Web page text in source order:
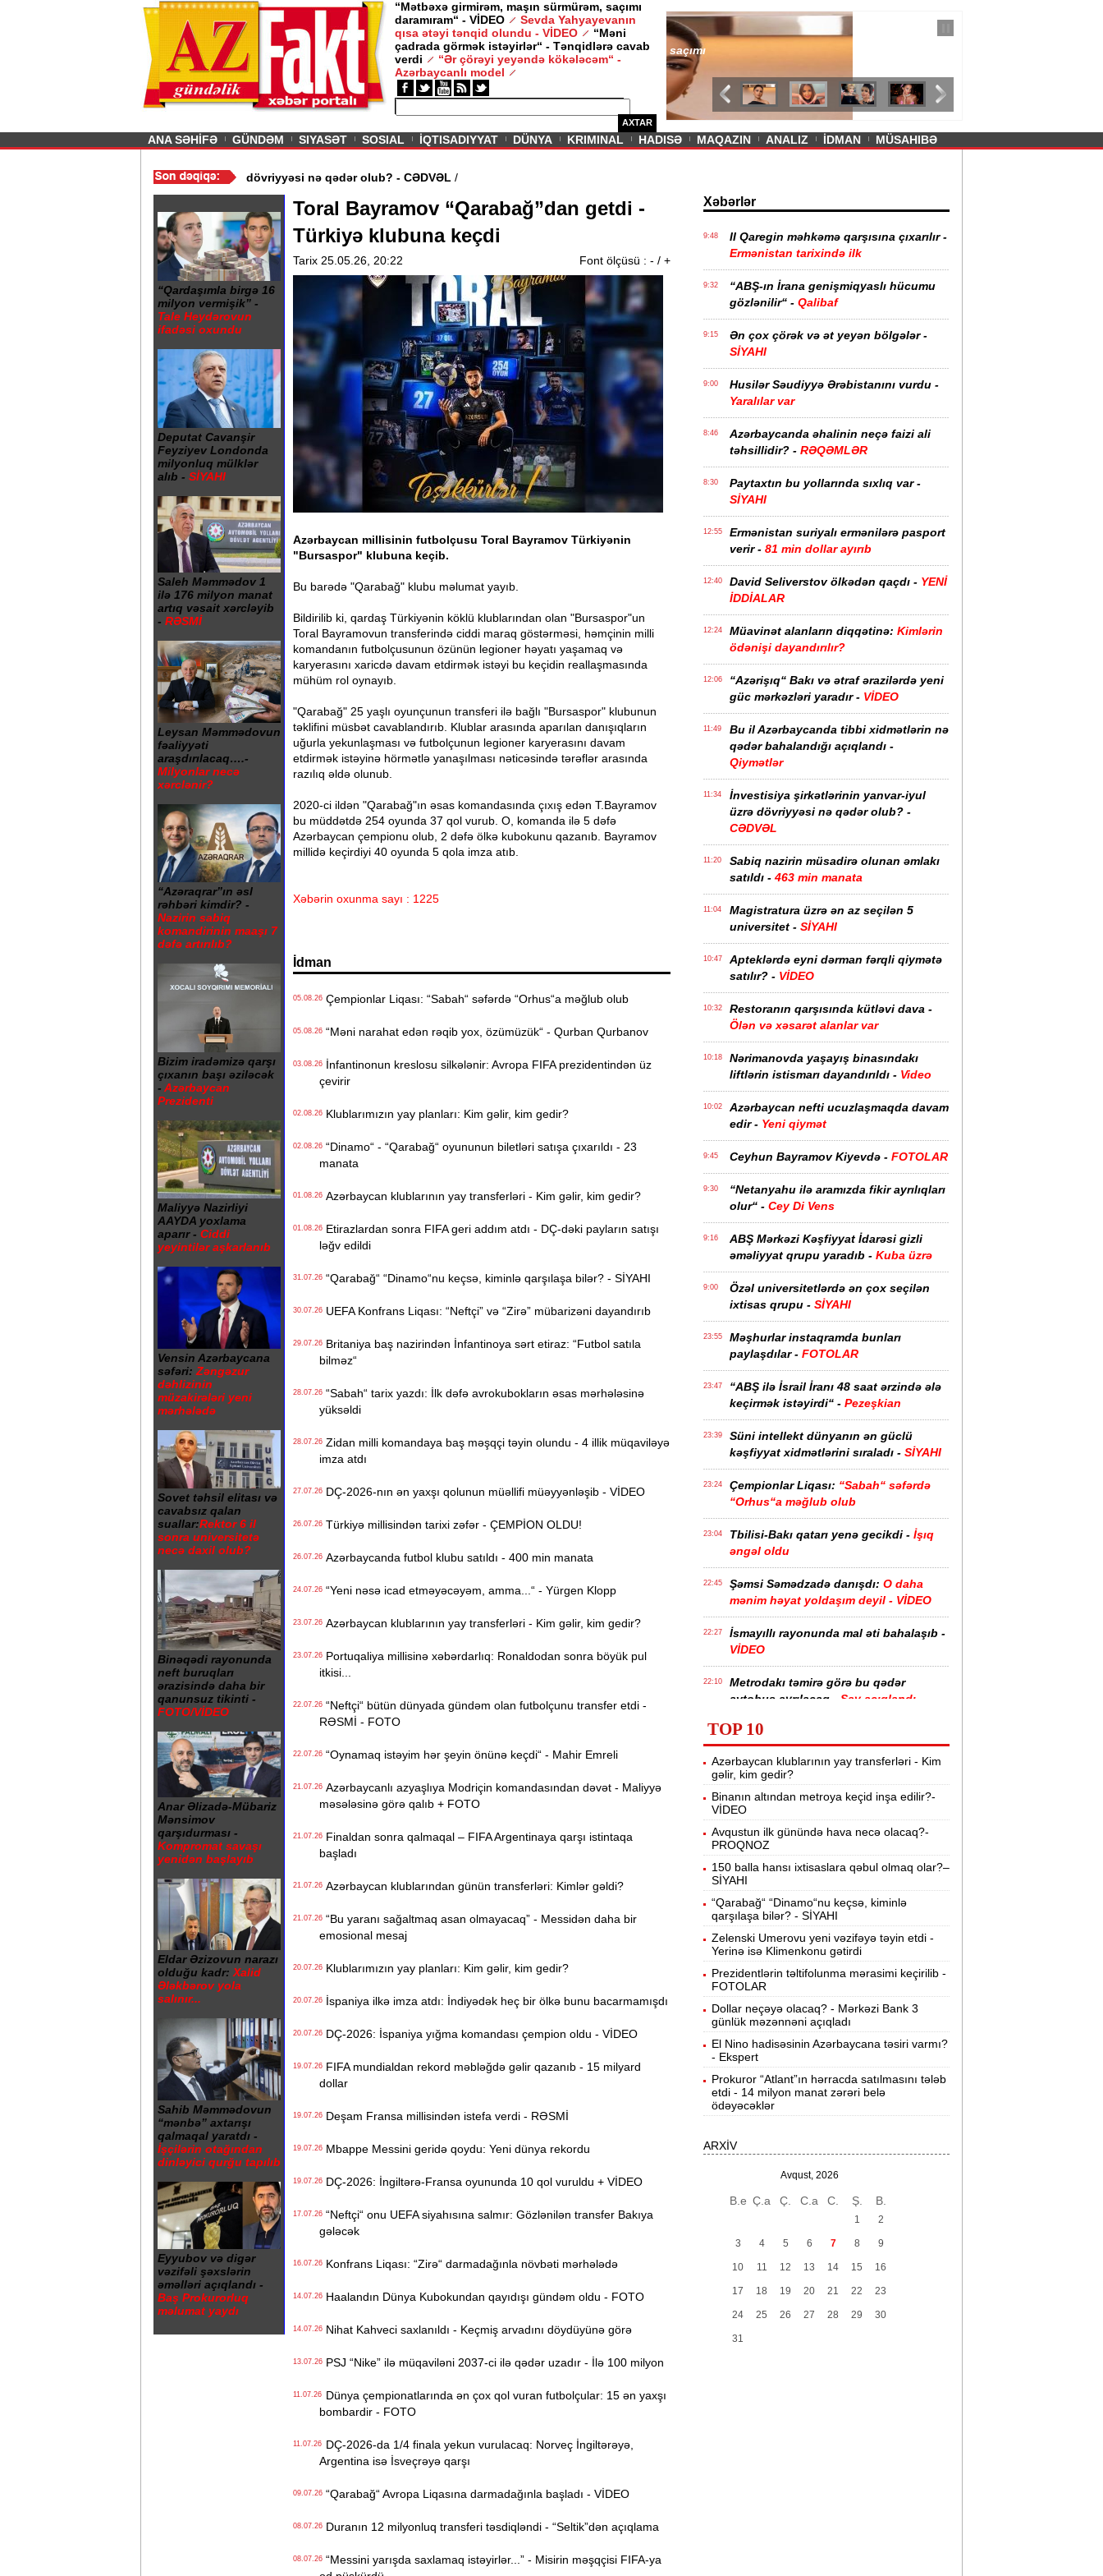
“Mətbəxə girmirəm, maşın sürmürəm, saçımı
daramıram“ - VİDEO
Sevda Yahyayevanın
qısa ətəyi tənqid olundu - VİDEO
“Məni
çadrada görmək istəyirlər“ - Tənqidlərə cavab
verdi
“Ər çörəyi yeyəndə kökələcəm“ -
Azərbaycanlı model
AXTAR
/ MAQAZIN /
— 11 İyul 2026
Sevda Yahyayevanın qısa ətəyi tənqid olundu -
VİDEO
Previous
ANA SƏHİFƏ GÜNDƏM SIYASƏT SOSIAL İQTISADIYYAT DÜNYA KRIMINAL HADISƏ MAQAZIN ANALIZ İDMAN MÜSAHIBƏ
İnvestisiya şirkətlərinin yanvar-iyul üzrə dövriyyəsi nə qədər olub? - CƏDVƏL
“Qardaşımla birgə 16
milyon vermişik” -
Tale Heydərovun
ifadəsi oxundu
Deputat Cavanşir
Feyziyev Londonda
milyonluq mülklər
alıb - SİYAHI
Saleh Məmmədov 1
ilə 176 milyon manat
artıq vəsait xərcləyib
- RƏSMİ
Leysan Məmmədovun
fəaliyyəti
araşdırılacaq….-
Milyonlar necə
xərclənir?
“Azəraqrar”ın əsl
rəhbəri kimdir? -
Nazirin sabiq
komandirinin maaşı 7
dəfə artırılıb?
Bizim iradəmizə qarşı
çıxanın başı əziləcək
- Azərbaycan
Prezidenti
Maliyyə Nazirliyi
AAYDA yoxlama
aparır - Ciddi
yeyintilər aşkarlanıb
Vensin Azərbaycana
səfəri: Zəngəzur
dəhlizinin
müzakirələri yeni
mərhələdə
Sovet təhsil elitası və
cavabsız qalan
suallar:Rektor 6 il
sonra universitetə
necə daxil olub?
Binəqədi rayonunda
neft buruqları
ərazisində daha bir
qanunsuz tikinti -
FOTO/VİDEO
Anar Əlizadə-Mübariz
Mənsimov
qarşıdurması -
Kompromat savaşı
yenidən başlayıb
Eldar Əzizovun narazı
olduğu kadr: Xalid
Ələkbərov yola
salınır...
Sahib Məmmədovun
“mənbə” axtarışı
qalmaqal yaratdı -
İşçilərin otağından
dinləyici qurğu tapılıb
Eyyubov və digər
vəzifəli şəxslərin
əməlləri açıqlandı -
Baş Prokurorluq
məlumat yaydı
Toral Bayramov “Qarabağ”dan getdi -
Türkiyə klubuna keçdi
Tarix 25.05.26, 20:22 Font ölçüsü : - / +
Azərbaycan millisinin futbolçusu Toral Bayramov Türkiyənin
"Bursaspor" klubuna keçib.
Bu barədə "Qarabağ" klubu məlumat yayıb.
Bildirilib ki, qardaş Türkiyənin köklü klublarından olan "Bursaspor"un
Toral Bayramovun transferində ciddi maraq göstərməsi, həmçinin milli
komandanın futbolçusunun özünün legioner həyatı yaşamaq və
karyerasını xaricdə davam etdirmək istəyi bu keçidin reallaşmasında
mühüm rol oynayıb.
"Qarabağ" 25 yaşlı oyunçunun transferi ilə bağlı "Bursaspor" klubunun
təklifini müsbət cavablandırıb. Klublar arasında aparılan danışıqların
uğurla yekunlaşması və futbolçunun legioner karyerasını davam
etdirmək istəyinə hörmətlə yanaşılması nəticəsində tərəflər arasında
razılıq əldə olunub.
2020-ci ildən "Qarabağ"ın əsas komandasında çıxış edən T.Bayramov
bu müddətdə 254 oyunda 37 qol vurub. O, komanda ilə 5 dəfə
Azərbaycan çempionu olub, 2 dəfə ölkə kubokunu qazanıb. Bayramov
millidə keçirdiyi 40 oyunda 5 qola imza atıb.
Xəbərin oxunma sayı : 1225
İdman
05.08.26Çempionlar Liqası: “Sabah“ səfərdə “Orhus“a məğlub olub
05.08.26“Məni narahat edən rəqib yox, özümüzük“ - Qurban Qurbanov
03.08.26İnfantinonun kreslosu silkələnir: Avropa FIFA prezidentindən üz
çevirir
02.08.26Klublarımızın yay planları: Kim gəlir, kim gedir?
02.08.26“Dinamo“ - “Qarabağ“ oyununun biletləri satışa çıxarıldı - 23
manata
01.08.26Azərbaycan klublarının yay transferləri - Kim gəlir, kim gedir?
01.08.26Etirazlardan sonra FIFA geri addım atdı - DÇ-dəki payların satışı
ləğv edildi
31.07.26“Qarabağ“ “Dinamo“nu keçsə, kiminlə qarşılaşa bilər? - SİYAHI
30.07.26UEFA Konfrans Liqası: “Neftçi” və “Zirə” mübarizəni dayandırıb
29.07.26Britaniya baş nazirindən İnfantinoya sərt etiraz: “Futbol satıla
bilməz“
28.07.26“Sabah“ tarix yazdı: İlk dəfə avrokubokların əsas mərhələsinə
yüksəldi
28.07.26Zidan milli komandaya baş məşqçi təyin olundu - 4 illik müqaviləyə
imza atdı
27.07.26DÇ-2026-nın ən yaxşı qolunun müəllifi müəyyənləşib - VİDEO
26.07.26Türkiyə millisindən tarixi zəfər - ÇEMPİON OLDU!
26.07.26Azərbaycanda futbol klubu satıldı - 400 min manata
24.07.26“Yeni nəsə icad etməyəcəyəm, amma...“ - Yürgen Klopp
23.07.26Azərbaycan klublarının yay transferləri - Kim gəlir, kim gedir?
23.07.26Portuqaliya millisinə xəbərdarlıq: Ronaldodan sonra böyük pul
itkisi...
22.07.26“Neftçi“ bütün dünyada gündəm olan futbolçunu transfer etdi -
RƏSMİ - FOTO
22.07.26“Oynamaq istəyim hər şeyin önünə keçdi“ - Mahir Emreli
21.07.26Azərbaycanlı azyaşlıya Modriçin komandasından dəvət - Maliyyə
məsələsinə görə qalıb + FOTO
21.07.26Finaldan sonra qalmaqal – FIFA Argentinaya qarşı istintaqa
başladı
21.07.26Azərbaycan klublarından günün transferləri: Kimlər gəldi?
21.07.26“Bu yaranı sağaltmaq asan olmayacaq” - Messidən daha bir
emosional mesaj
20.07.26Klublarımızın yay planları: Kim gəlir, kim gedir?
20.07.26İspaniya ilkə imza atdı: İndiyədək heç bir ölkə bunu bacarmamışdı
20.07.26DÇ-2026: İspaniya yığma komandası çempion oldu - VİDEO
19.07.26FIFA mundialdan rekord məbləğdə gəlir qazanıb - 15 milyard
dollar
19.07.26Deşam Fransa millisindən istefa verdi - RƏSMİ
19.07.26Mbappe Messini geridə qoydu: Yeni dünya rekordu
19.07.26DÇ-2026: İngiltərə-Fransa oyununda 10 qol vuruldu + VİDEO
17.07.26“Neftçi“ onu UEFA siyahısına salmır: Gözlənilən transfer Bakıya
gələcək
16.07.26Konfrans Liqası: “Zirə“ darmadağınla növbəti mərhələdə
14.07.26Haalandın Dünya Kubokundan qayıdışı gündəm oldu - FOTO
14.07.26Nihat Kahveci saxlanıldı - Keçmiş arvadını döydüyünə görə
13.07.26PSJ “Nike” ilə müqaviləni 2037-ci ilə qədər uzadır - İlə 100 milyon
11.07.26Dünya çempionatlarında ən çox qol vuran futbolçular: 15 ən yaxşı
bombardir - FOTO
11.07.26DÇ-2026-da 1/4 finala yekun vurulacaq: Norveç İngiltərəyə,
Argentina isə İsveçrəyə qarşı
09.07.26“Qarabağ“ Avropa Liqasına darmadağınla başladı - VİDEO
08.07.26Duranın 12 milyonluq transferi təsdiqləndi - “Seltik”dən açıqlama
08.07.26“Messini yarışda saxlamaq istəyirlər...” - Misirin məşqçisi FIFA-ya
Xəbərlər
9:48
II Qaregin məhkəmə qarşısına çıxarılır -
Ermənistan tarixində ilk
9:32
“ABŞ-ın İrana genişmiqyaslı hücumu
gözlənilir“ - Qalibaf
9:15
Ən çox çörək və ət yeyən bölgələr -
SİYAHI
9:00
Husilər Səudiyyə Ərəbistanını vurdu -
Yaralılar var
8:46
Azərbaycanda əhalinin neçə faizi ali
təhsillidir? - RƏQƏMLƏR
8:30
Paytaxtın bu yollarında sıxlıq var -
SİYAHI
12:55
Ermənistan suriyalı ermənilərə pasport
verir - 81 min dollar ayırıb
12:40 David Seliverstov ölkədən qaçdı - YENİ
İDDİALAR
12:24 Müavinət alanların diqqətinə: Kimlərin
ödənişi dayandırılır?
12:06
“Azərişıq“ Bakı və ətraf ərazilərdə yeni
güc mərkəzləri yaradır - VİDEO
11:49
Bu il Azərbaycanda tibbi xidmətlərin nə
qədər bahalandığı açıqlandı -
Qiymətlər
11:34
İnvestisiya şirkətlərinin yanvar-iyul
üzrə dövriyyəsi nə qədər olub? -
CƏDVƏL
11:20
Sabiq nazirin müsadirə olunan əmlakı
satıldı - 463 min manata
11:04
Magistratura üzrə ən az seçilən 5
universitet - SİYAHI
10:47
Apteklərdə eyni dərman fərqli qiymətə
satılır? - VİDEO
10:32
Restoranın qarşısında kütləvi dava -
Ölən və xəsarət alanlar var
10:18
Nərimanovda yaşayış binasındakı
liftlərin istismarı dayandırıldı - Video
10:02
Azərbaycan nefti ucuzlaşmaqda davam
edir - Yeni qiymət
9:45 Ceyhun Bayramov Kiyevdə - FOTOLAR
9:30
“Netanyahu ilə aramızda fikir ayrılıqları
olur“ - Cey Di Vens
9:16
ABŞ Mərkəzi Kəşfiyyat İdarəsi gizli
əməliyyat qrupu yaradıb - Kuba üzrə
9:00
Özəl universitetlərdə ən çox seçilən
ixtisas qrupu - SİYAHI
23:55
Məşhurlar instaqramda bunları
paylaşdılar - FOTOLAR
23:47
“ABŞ ilə İsrail İranı 48 saat ərzində ələ
keçirmək istəyirdi“ - Pezeşkian
23:39
Süni intellekt dünyanın ən güclü
kəşfiyyat xidmətlərini sıraladı - SİYAHI
23:24 Çempionlar Liqası: “Sabah“ səfərdə
“Orhus“a məğlub olub
23:04 Tbilisi-Bakı qatarı yenə gecikdi - İşıq
əngəl oldu
22:45 Şəmsi Səmədzadə danışdı: O daha
mənim həyat yoldaşım deyil - VİDEO
22:27
İsmayıllı rayonunda mal əti bahalaşıb -
VİDEO
22:10
Metrodakı təmirə görə bu qədər
avtobus ayrılacaq -
Say açıqlandı
21:50
“Gözəl qadına əvvəlcə görünüşünə
görə yanaşırlar, amma...“ -Aygün
Kazımova
21:32
Ana xəstədirsə, körpəni əmizdirmək
təhlükəlidirmi? -
cavab
21:13
Şokolad alarkən nələrə diqqət
etməliyik? -
20:57
“Mənə aid bəzi fikirlər təhrif olunub” -
Hikmət Hacıyev
20:40
Bakıda 108 küçə və prospektdə yol
təmiri aparılır −AAYDA
20:25
İsti havada qəbul edilən bəzi dərmanlar
fəsadlar törədə bilər -VİDEO
20:06
Müharibədə 3 400-dən çox iranlı və 18
ABŞ hərbçisi həlak olub -“Reuters“
19:48 BMT-dən dəhşətli xəbərdarlıq -
“Wildberries” anbar tutumunun üçdə
birini itirib -21-ci hücum
“Sea Breeze“də mənzil qiymətləri necə
şaxtasına düşüb öldü
TOP 10
Azərbaycan klublarının yay transferləri - Kim
gəlir, kim gedir?
Binanın altından metroya keçid inşa edilir?-
VİDEO
Avqustun ilk günündə hava necə olacaq?-
PROQNOZ
150 balla hansı ixtisaslara qəbul olmaq olar?–
SİYAHI
“Qarabağ“ “Dinamo“nu keçsə, kiminlə
qarşılaşa bilər? - SİYAHI
Zelenski Umerovu yeni vəzifəyə təyin etdi -
Yerinə isə Klimenkonu gətirdi
Prezidentlərin təltifolunma mərasimi keçirilib -
FOTOLAR
Dollar neçəyə olacaq? - Mərkəzi Bank 3
günlük məzənnəni açıqladı
El Nino hadisəsinin Azərbaycana təsiri varmı?
- Ekspert
Prokuror “Atlant”ın hərracda satılmasını tələb
etdi - 14 milyon manat zərəri belə
ödəyəcəklər
ARXİV
Avqust, 2026
B.e Ç.a Ç. C.a C. Ş. B.
1 2
3 4 5 6 7 8 9
10 11 12 13 14 15 16
17 18 19 20 21 22 23
24 25 26 27 28 29 30
31